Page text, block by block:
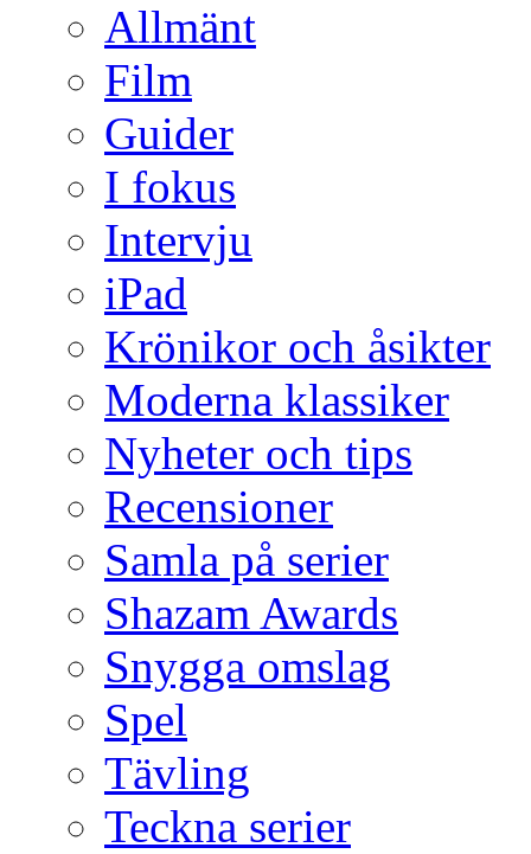
Allmänt
Film
Guider
I fokus
Intervju
iPad
Krönikor och åsikter
Moderna klassiker
Nyheter och tips
Recensioner
Samla på serier
Shazam Awards
Snygga omslag
Spel
Tävling
Teckna serier